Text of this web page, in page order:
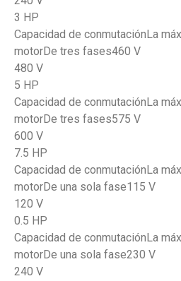
3 HP
Capacidad de conmutaciónLa
motorDe tres fases460 V
480 V
5 HP
Capacidad de conmutaciónLa
motorDe tres fases575 V
600 V
7.5 HP
Capacidad de conmutaciónLa
motorDe una sola fase115 V
120 V
0.5 HP
Capacidad de conmutaciónLa
motorDe una sola fase230 V
240 V